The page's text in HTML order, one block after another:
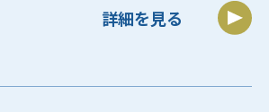
活を始める前の結婚観や悩
み：・仕事も大切だけれど、気
を考 […]
詳細を見る